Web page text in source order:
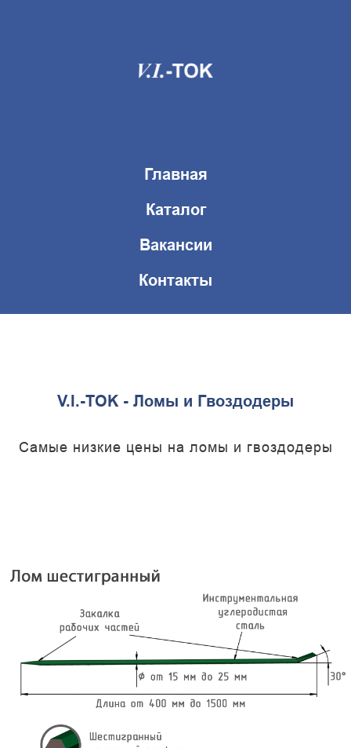
Главная
Каталог
Вакансии
Контакты
V.I.-TOK - Ломы и Гвоздодеры
Самые низкие цены на ломы и гвоздодеры